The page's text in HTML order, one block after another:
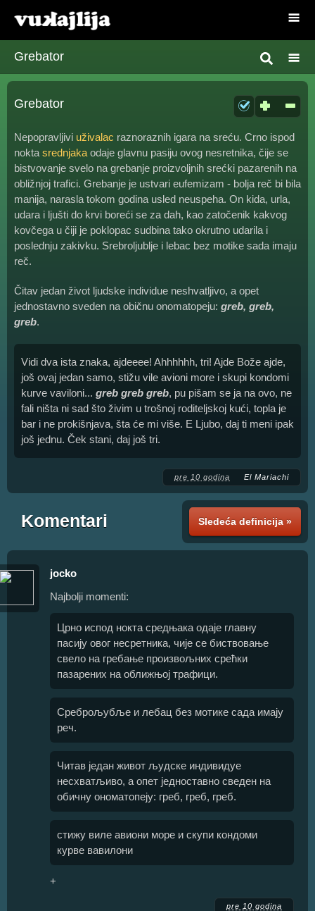
Grebator
Grebator
Nepopravljivi uživalac raznoraznih igara na sreću. Crno ispod
nokta srednjaka odaje glavnu pasiju ovog nesretnika, čije se
bistvovanje svelo na grebanje proizvoljnih srećki pazarenih na
obližnjoj trafici. Grebanje je ustvari eufemizam - bolja reč bi bila
manija, narasla tokom godina usled neuspeha. On kida, urla,
udara i ljušti do krvi boreći se za dah, kao zatočenik kakvog
kovčega u čiji je poklopac sudbina tako okrutno udarila i
poslednju zakivku. Srebroljublje i lebac bez motike sada imaju
reč.
Čitav jedan život ljudske individue neshvatljivo, a opet
jednostavno sveden na običnu onomatopeju: greb, greb,
greb.
Vidi dva ista znaka, ajdeeee! Ahhhhhh, tri! Ajde Bože ajde,
još ovaj jedan samo, stižu vile avioni more i skupi kondomi
kurve vaviloni... greb greb greb, pu pišam se ja na ovo, ne
fali ništa ni sad što živim u trošnoj roditeljskoj kući, topla je
bar i ne prokišnjava, šta će mi više. E Ljubo, daj ti meni ipak
još jednu. Ček stani, daj još tri.
pre 10 godina Еl Mariachi
Sledeća definicija »
Komentari
jocko
Najbolji momenti:
Црно испод нокта средњака одаје главну
пасију овог несретника, чије се биствовање
свело на гребање произвољних срећки
пазарених на оближњој трафици.
Среброљубље и лебац без мотике сада имају
реч.
Читав један живот људске индивидуе
несхватљиво, а опет једноставно сведен на
обичну ономатопеју: греб, греб, греб.
стижу виле авиони море и скупи кондоми
курве вавилони
+
pre 10 godina